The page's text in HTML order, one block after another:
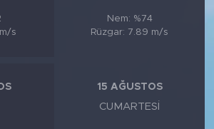
s
Nem: %74
Rüzgar: 7.89 m/s
15 AĞUSTOS
CUMARTESI